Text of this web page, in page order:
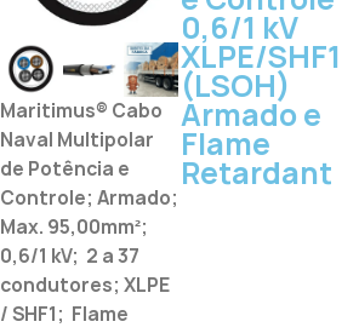
Maritimus® Cabo
Naval Multipolar
de Potência e
Controle; Armado;
Max. 95,00mm²;
0,6/1 kV; 2 a 37
condutores; XLPE
/ SHF1; Flame
0,6/1 kV
XLPE/SHF1
(LSOH)
Armado e
Flame
Retardant